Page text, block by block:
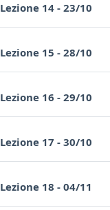
Lezione 14 - 23/10
Lezione 15 - 28/10
Lezione 16 - 29/10
Lezione 17 - 30/10
Lezione 18 - 04/11